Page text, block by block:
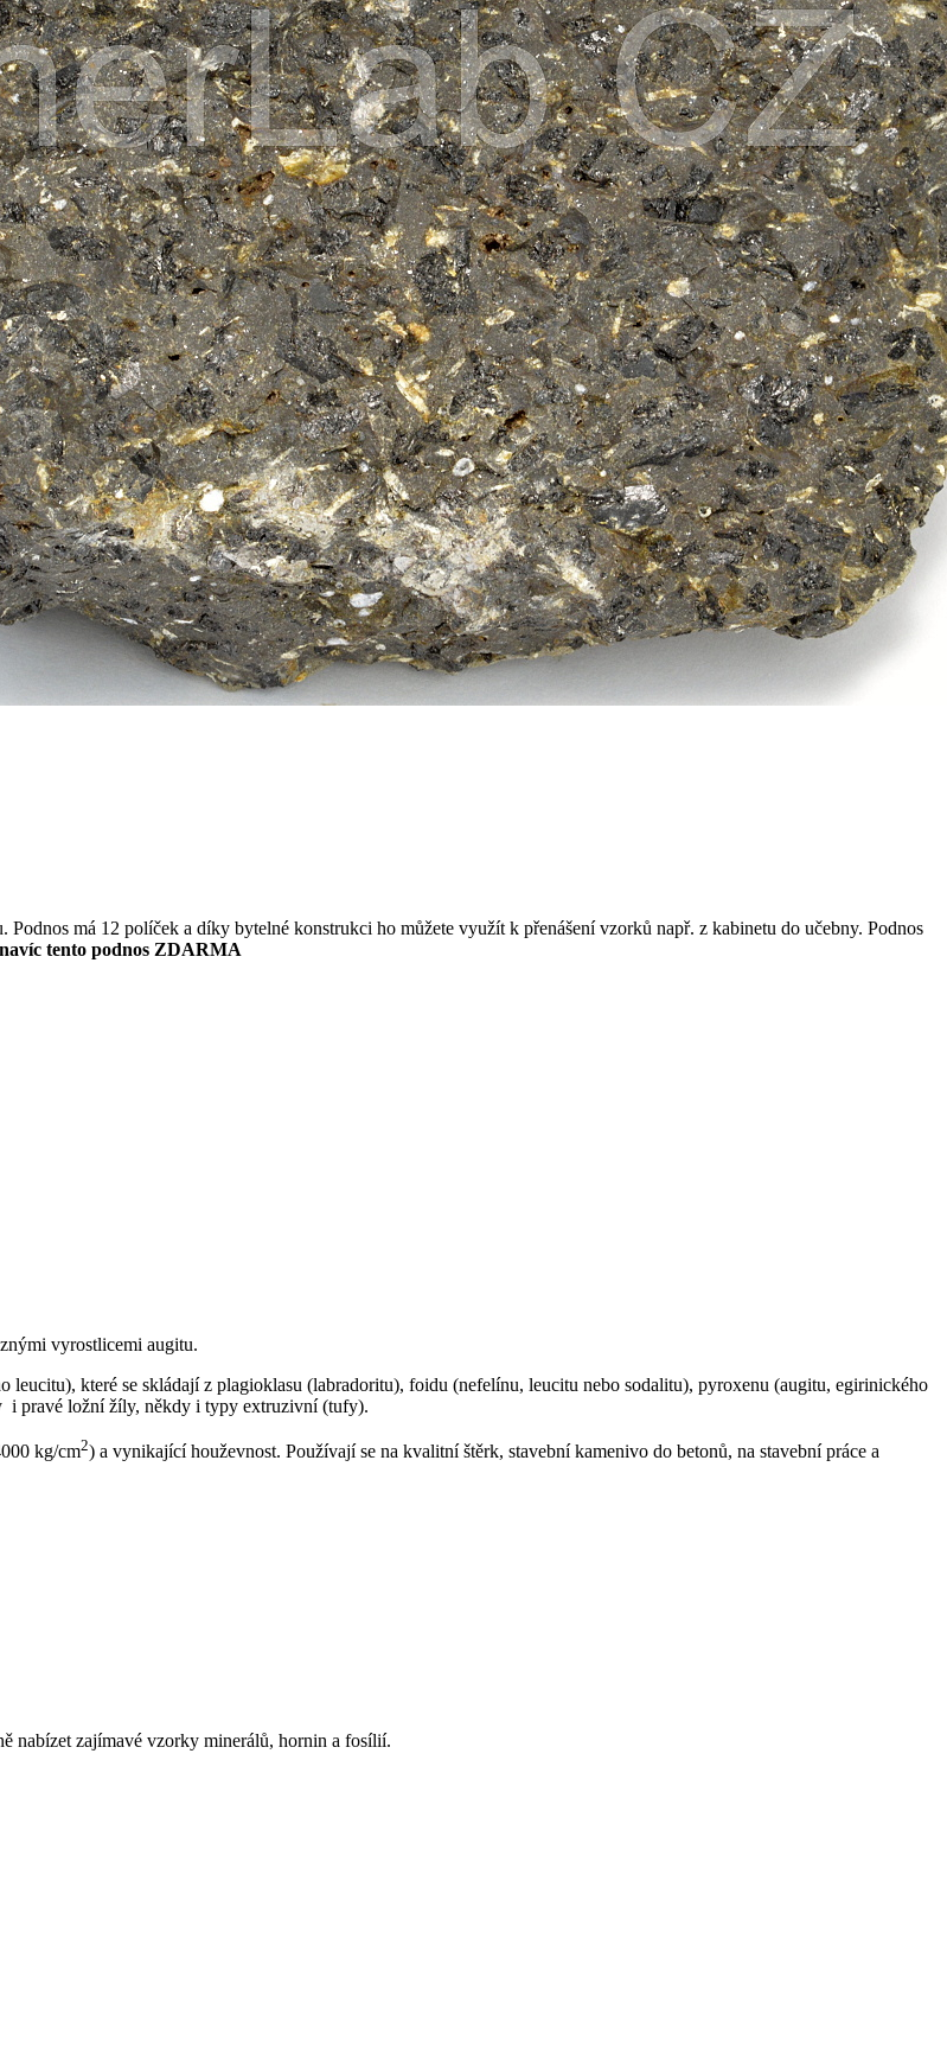
má 12 políček a díky bytelné konstrukci ho můžete využít k přenášení vzorků např. z kabinetu do učebny. Podnos
tento podnos ZDARMA
vyrostlicemi augitu.
které se skládají z plagioklasu (labradoritu), foidu (nefelínu, leucitu nebo sodalitu), pyroxenu (augitu, egirinického
i pravé ložní žíly, někdy i typy extruzivní (tufy).
kg/cm2) a vynikající houževnost. Používají se na kvalitní štěrk, stavební kamenivo do betonů, na stavební práce a
nabízet zajímavé vzorky minerálů, hornin a fosílií.